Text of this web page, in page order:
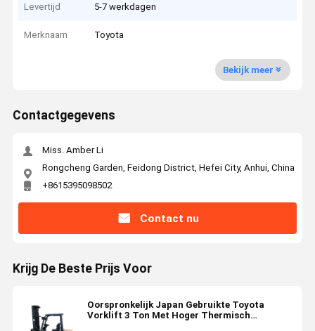
Levertijd 5-7 werkdagen
Merknaam Toyota
Bekijk meer
Contactgegevens
Miss. Amber Li
Rongcheng Garden, Feidong District, Hefei City, Anhui, China
+8615395098502
Contact nu
Krijg De Beste Prijs Voor
Oorspronkelijk Japan Gebruikte Toyota
Vorklift 3 Ton Met Hoger Thermisch